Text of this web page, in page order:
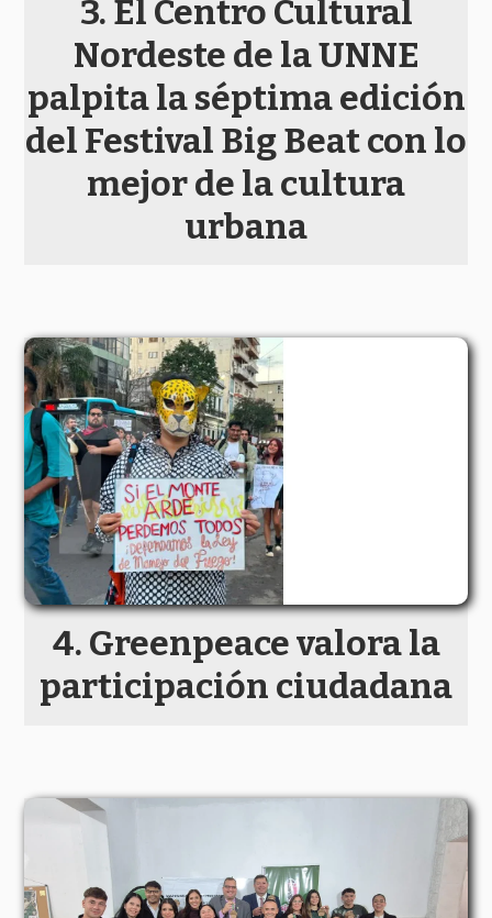
El Centro Cultural
Nordeste de la UNNE
palpita la séptima edición
del Festival Big Beat con lo
mejor de la cultura
urbana
Greenpeace valora la
participación ciudadana